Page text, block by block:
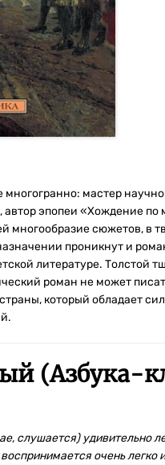
многогранно: мастер
эпопеи «Хождение
многообразие сюжетов, в
проникнут и
литературе. Толстой
роман не может
который обладает
(Азбука-
слушается) удивительно
очень легко